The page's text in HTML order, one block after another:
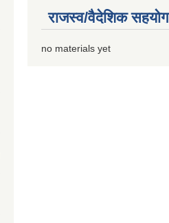
राजस्व/वैदेशिक सहयोग
no materials yet